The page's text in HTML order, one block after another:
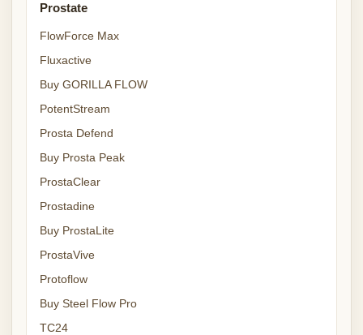
Prostate
FlowForce Max
Fluxactive
Buy GORILLA FLOW
PotentStream
Prosta Defend
Buy Prosta Peak
ProstaClear
Prostadine
Buy ProstaLite
ProstaVive
Protoflow
Buy Steel Flow Pro
TC24